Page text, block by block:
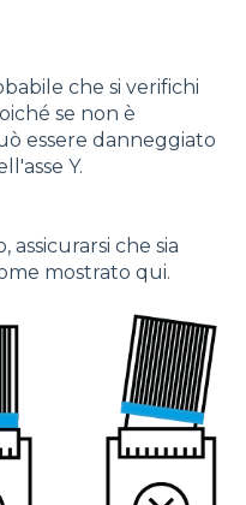
che si verifichi
se non è
essere danneggiato
Y.
assicurarsi che sia
mostrato qui.